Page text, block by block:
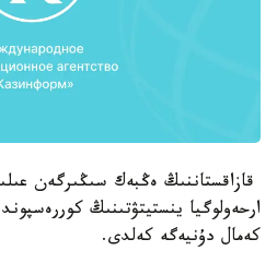
قازاقستاننىڭ ەڭبەك سىڭىرگەن
ارحەولوگيا ينستيتۋتىنىڭ
كەمال دۇنيەگە كەلدى.